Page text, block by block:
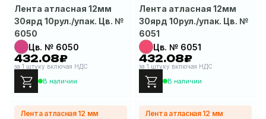
Лента атласная 12мм
30ярд 10рул./упак. Цв. №
6050
Цв. № 6050
432.08₽
за 1 штуку включая НДС
В наличии
Лента атласная 12мм
30ярд 10рул./упак. Цв. №
6051
Цв. № 6051
432.08₽
за 1 штуку включая НДС
В наличии
Лента атласная 12 мм
Лента атласная 12 мм